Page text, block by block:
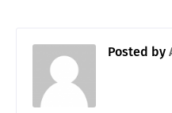
Posted by